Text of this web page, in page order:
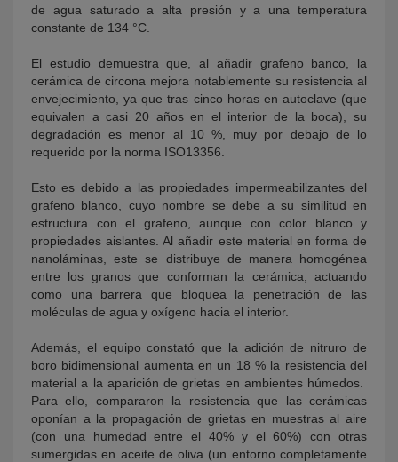
de agua saturado a alta presión y a una temperatura
constante de 134 °C.
El estudio demuestra que, al añadir grafeno banco, la
cerámica de circona mejora notablemente su resistencia al
envejecimiento, ya que tras cinco horas en autoclave (que
equivalen a casi 20 años en el interior de la boca), su
degradación es menor al 10 %, muy por debajo de lo
requerido por la norma ISO13356.
Esto es debido a las propiedades impermeabilizantes del
grafeno blanco, cuyo nombre se debe a su similitud en
estructura con el grafeno, aunque con color blanco y
propiedades aislantes. Al añadir este material en forma de
nanoláminas, este se distribuye de manera homogénea
entre los granos que conforman la cerámica, actuando
como una barrera que bloquea la penetración de las
moléculas de agua y oxígeno hacia el interior.
Además, el equipo constató que la adición de nitruro de
boro bidimensional aumenta en un 18 % la resistencia del
material a la aparición de grietas en ambientes húmedos.
Para ello, compararon la resistencia que las cerámicas
oponían a la propagación de grietas en muestras al aire
(con una humedad entre el 40% y el 60%) con otras
sumergidas en aceite de oliva (un entorno completamente